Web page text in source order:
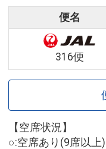
便名
316便
【空席状況】
○:空席あり(9席以